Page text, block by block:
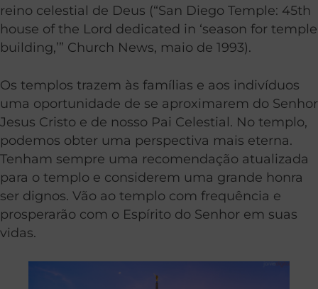
reino celestial de Deus (“San Diego Temple: 45th
house of the Lord dedicated in ‘season for temple
building,’” Church News, maio de 1993).
Os templos trazem às famílias e aos indivíduos
uma oportunidade de se aproximarem do Senhor
Jesus Cristo e de nosso Pai Celestial. No templo,
podemos obter uma perspectiva mais eterna.
Tenham sempre uma recomendação atualizada
para o templo e considerem uma grande honra
ser dignos. Vão ao templo com frequência e
prosperarão com o Espírito do Senhor em suas
vidas.